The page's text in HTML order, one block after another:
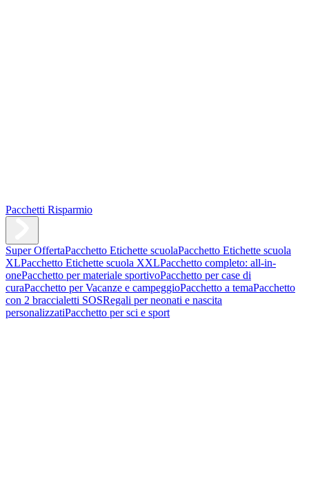
Pacchetti Risparmio
Super OffertaPacchetto Etichette scuolaPacchetto Etichette scuola
XLPacchetto Etichette scuola XXLPacchetto completo: all-in-
onePacchetto per materiale sportivoPacchetto per case di
curaPacchetto per Vacanze e campeggioPacchetto a temaPacchetto
con 2 braccialetti SOSRegali per neonati e nascita
personalizzatiPacchetto per sci e sport